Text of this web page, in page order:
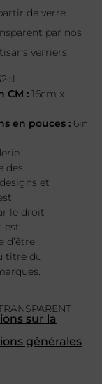
de verre
par nos
verriers.
CM : 16cm x
en pouces : 6in
des
et
le droit
est
d’être
titre du
sur la
générales